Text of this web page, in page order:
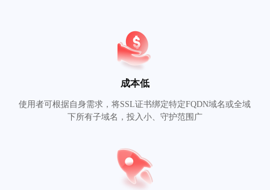
成本低
使用者可根据自身需求，将SSL证书绑定特定FQDN域名或全域
下所有子域名，投入小、守护范围广